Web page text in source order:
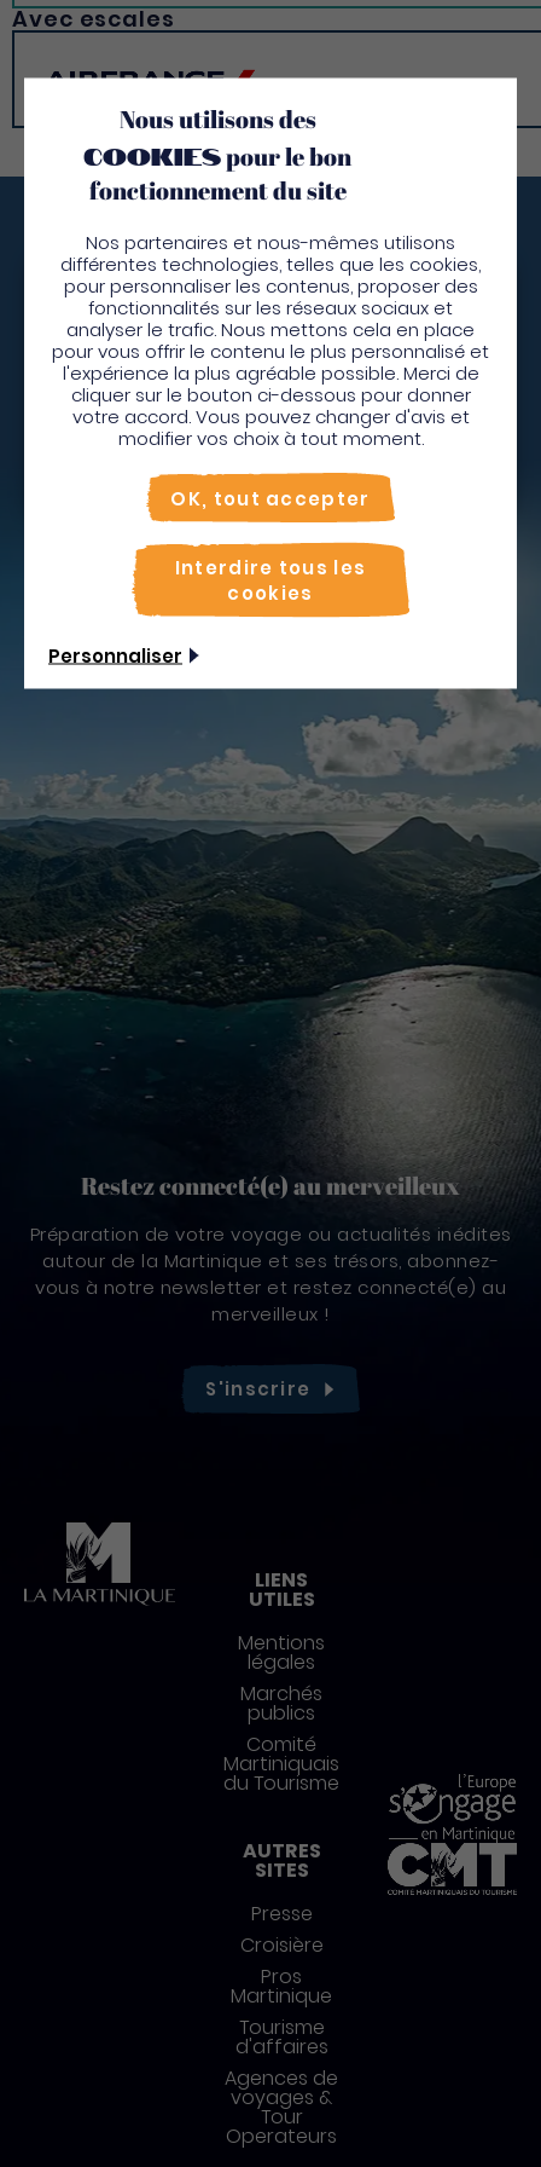
Au départ de Miami : American Airlines vous
de-France.
Pour toutes les autres régions d’Amériques : faites
escale dans la ville la plus proche de chez vous
entre Montréal, Québec, Toronto, Miami et
Cayenne pour prendre un vol direct jusqu’à Fort-
de-France !
Cayenne pour y prendre un vol direct vers la
Martinique !
Pour tous ceux qui viennent des Caraïbes : la
quotidiens qui relient nos îles !
Avec escales
Vous décollez quand ?
Ne résistez plus à l'appel de la nature verdoyante,
des eaux immaculées et des 1001 trésors de l'île aux
fleurs. La Martinique n'attend que vous !
Je pars
Restez connecté(e) au merveilleux
Préparation de votre voyage ou actualités inédites
autour de la Martinique et ses trésors, abonnez-
vous à notre newsletter et restez connecté(e) au
merveilleux !
S'inscrire
LIENS
UTILES
Mentions
légales
Marchés
publics
Comité
Martiniquais
du Tourisme
AUTRES
SITES
Presse
Croisière
Pros
Martinique
Tourisme
d'affaires
Agences de
voyages &
Tour
Operateurs
Nous utilisons des
cookiespour le bon
fonctionnement du site
Nos partenaires et nous-mêmes utilisons
différentes technologies, telles que les cookies,
pour personnaliser les contenus, proposer des
fonctionnalités sur les réseaux sociaux et
analyser le trafic. Nous mettons cela en place
pour vous offrir le contenu le plus personnalisé et
l'expérience la plus agréable possible. Merci de
cliquer sur le bouton ci-dessous pour donner
votre accord. Vous pouvez changer d'avis et
modifier vos choix à tout moment.
OK, tout accepter
Interdire tous les
cookies
Personnaliser
Bienvenue en Martinique
Pour profiter de votre séjour et trouver des
activités en quelques clics, activez le mode “sur
place”.
Utiliser le mode surplace